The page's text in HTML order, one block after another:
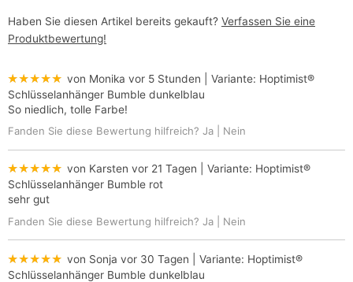
Haben Sie diesen Artikel bereits gekauft? Verfassen Sie eine
Produktbewertung!
★★★★★ von Monika vor 5 Stunden | Variante: Hoptimist®
Schlüsselanhänger Bumble dunkelblau
So niedlich, tolle Farbe!
Fanden Sie diese Bewertung hilfreich? Ja Nein
★★★★★ von Karsten vor 21 Tagen | Variante: Hoptimist®
Schlüsselanhänger Bumble rot
sehr gut
Fanden Sie diese Bewertung hilfreich? Ja Nein
★★★★★ von Sonja vor 30 Tagen | Variante: Hoptimist®
Schlüsselanhänger Bumble dunkelblau